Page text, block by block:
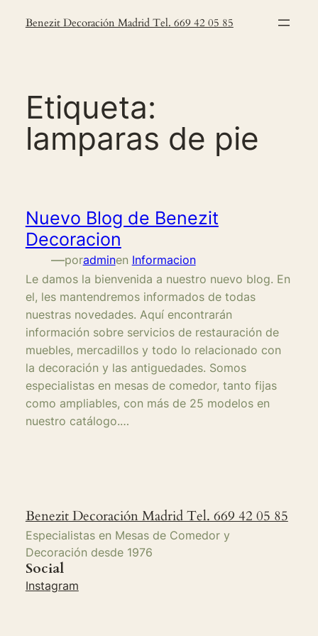
Benezit Decoración Madrid Tel. 669 42 05 85
Etiqueta:
lamparas de pie
Nuevo Blog de Benezit
Decoracion
—poradminen Informacion
Le damos la bienvenida a nuestro nuevo blog. En
el, les mantendremos informados de todas
nuestras novedades. Aquí encontrarán
información sobre servicios de restauración de
muebles, mercadillos y todo lo relacionado con
la decoración y las antiguedades. Somos
especialistas en mesas de comedor, tanto fijas
como ampliables, con más de 25 modelos en
nuestro catálogo.…
Benezit Decoración Madrid Tel. 669 42 05 85
Especialistas en Mesas de Comedor y
Decoración desde 1976
Social
Instagram